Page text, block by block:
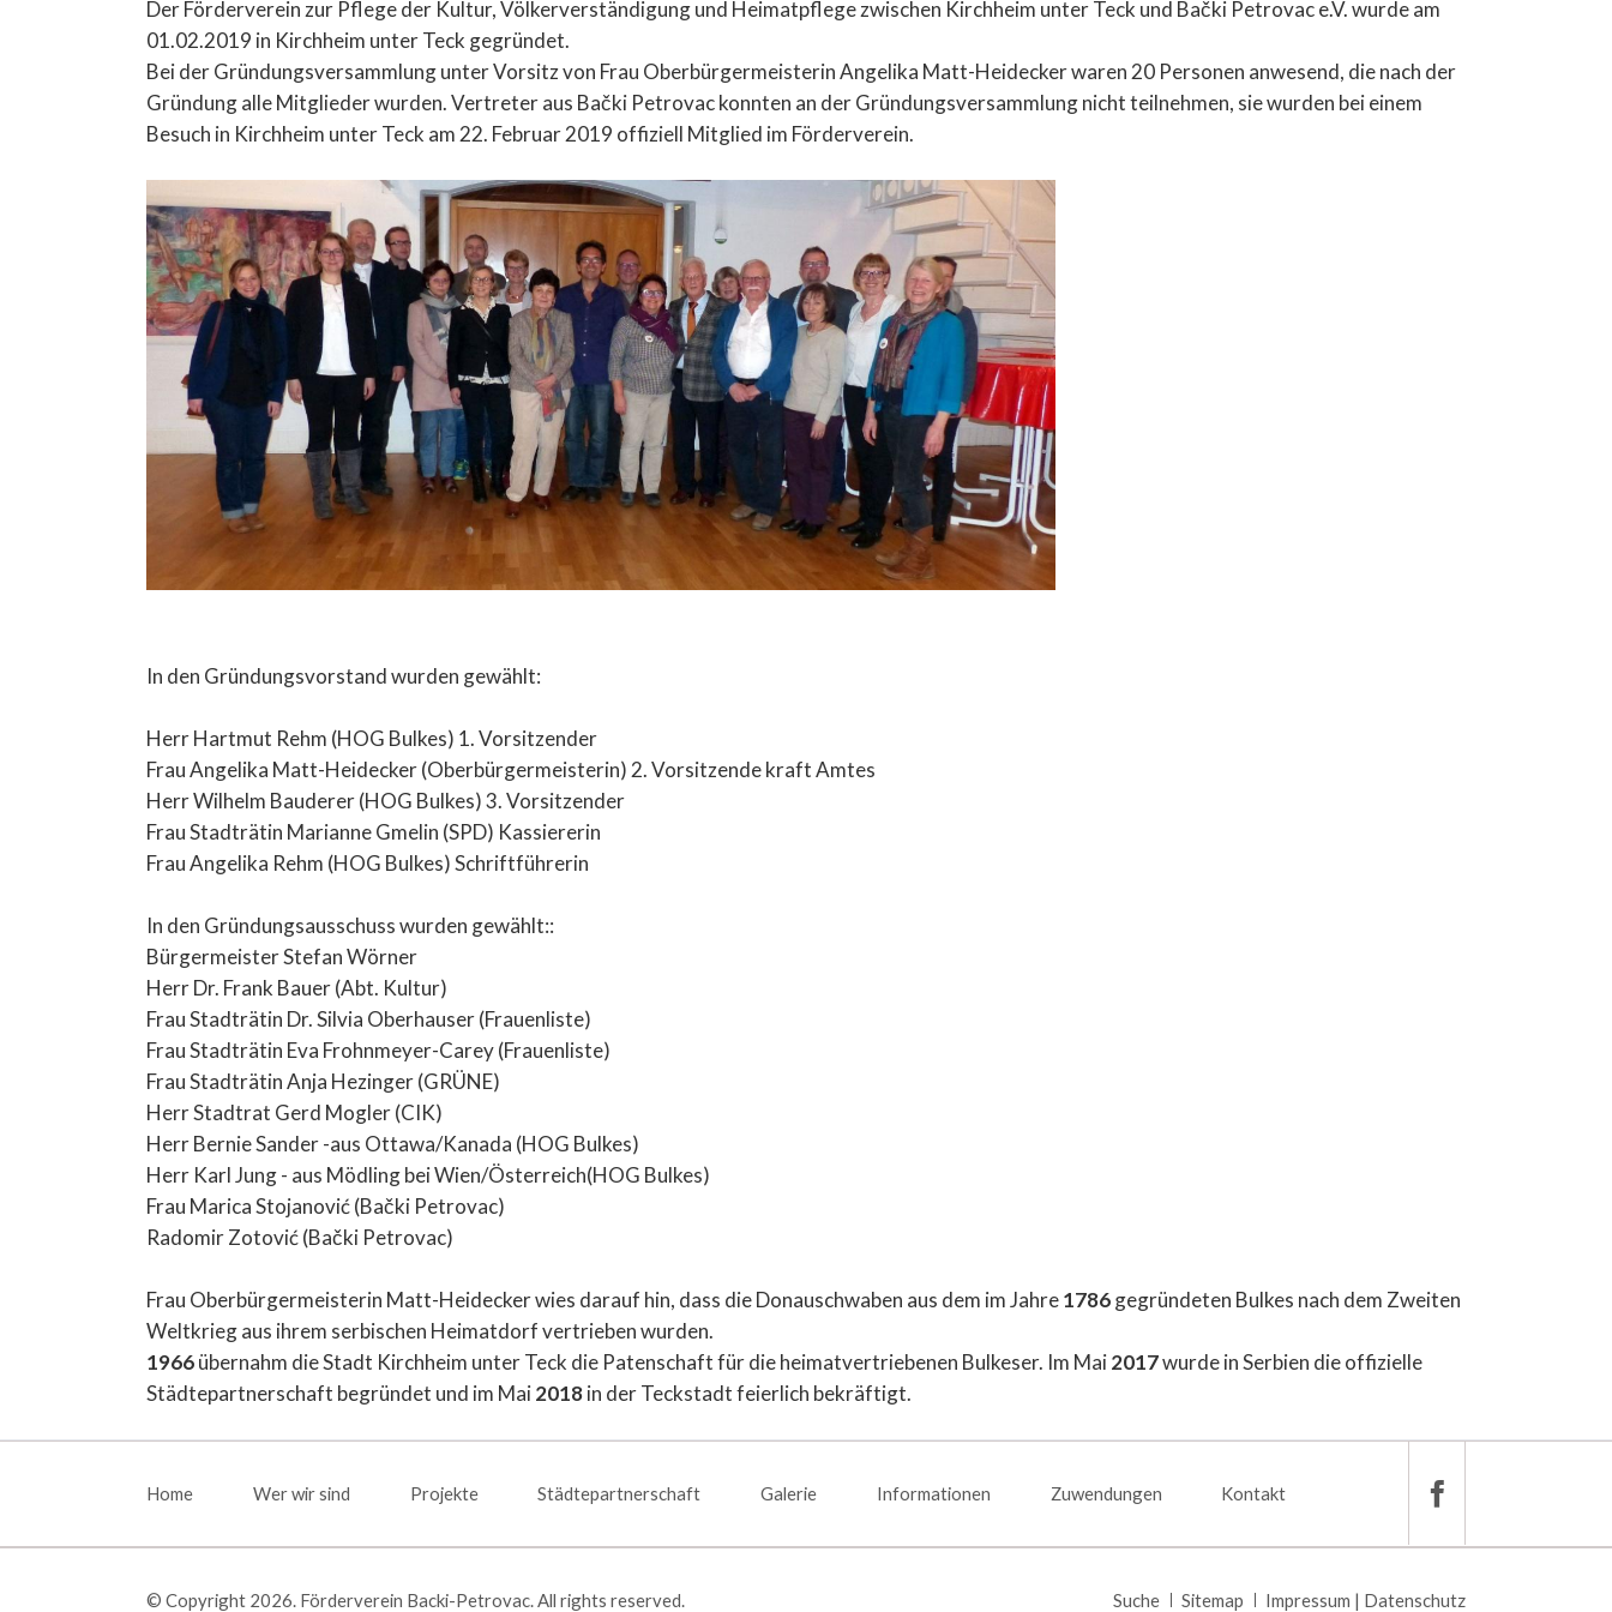
Besuch einer Delegation unter der Bürgermeisterin Viera Krstovski
YMCA (CVJM) Bački Petrovac in Kirchheim unter Teck
Der Förderverein zur Pflege der Kultur, Völkerverständigung und Heimatpflege zwischen Kirchheim unter Teck und Bački Petrovac e.V. wurde am
01.02.2019 in Kirchheim unter Teck gegründet.
Bei der Gründungsversammlung unter Vorsitz von Frau Oberbürgermeisterin Angelika Matt-Heidecker waren 20 Personen anwesend, die nach der
Gründung alle Mitglieder wurden. Vertreter aus Bački Petrovac konnten an der Gründungsversammlung nicht teilnehmen, sie wurden bei einem
Besuch in Kirchheim unter Teck am 22. Februar 2019 offiziell Mitglied im Förderverein.
In den Gründungsvorstand wurden gewählt:
Herr Hartmut Rehm (HOG Bulkes) 1. Vorsitzender
Frau Angelika Matt-Heidecker (Oberbürgermeisterin) 2. Vorsitzende kraft Amtes
Herr Wilhelm Bauderer (HOG Bulkes) 3. Vorsitzender
Frau Stadträtin Marianne Gmelin (SPD) Kassiererin
Frau Angelika Rehm (HOG Bulkes) Schriftführerin
In den Gründungsausschuss wurden gewählt::
Bürgermeister Stefan Wörner
Herr Dr. Frank Bauer (Abt. Kultur)
Frau Stadträtin Dr. Silvia Oberhauser (Frauenliste)
Frau Stadträtin Eva Frohnmeyer-Carey (Frauenliste)
Frau Stadträtin Anja Hezinger (GRÜNE)
Herr Stadtrat Gerd Mogler (CIK)
Herr Bernie Sander -aus Ottawa/Kanada (HOG Bulkes)
Herr Karl Jung - aus Mödling bei Wien/Österreich(HOG Bulkes)
Frau Marica Stojanović (Bački Petrovac)
Radomir Zotović (Bački Petrovac)
Frau Oberbürgermeisterin Matt-Heidecker wies darauf hin, dass die Donauschwaben aus dem im Jahre1786gegründeten Bulkes nach dem Zweiten
Weltkrieg aus ihrem serbischen Heimatdorf vertrieben wurden.
1966übernahm die Stadt Kirchheim unter Teck die Patenschaft für die heimatvertriebenen Bulkeser. Im Mai2017wurde in Serbien die offizielle
Städtepartnerschaft begründet und im Mai2018in der Teckstadt feierlich bekräftigt.
Home Wer wir sind Projekte Städtepartnerschaft Galerie Informationen Zuwendungen Kontakt
© Copyright 2026. Förderverein Backi-Petrovac. All rights reserved. Navigation
Suche Sitemap Impressum | Datenschutz